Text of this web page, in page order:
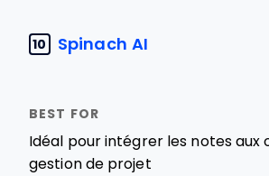
10 Spinach AI
Idéal pour intégrer les notes aux
gestion de projet